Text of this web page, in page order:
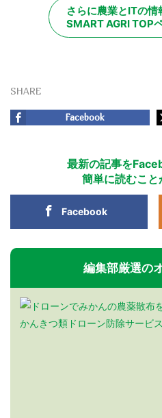
さらに農業とITの
SMART AGRI TOP
SHARE
Facebook
最新の記事を
簡単に読むこと
Facebook
編集部厳選の